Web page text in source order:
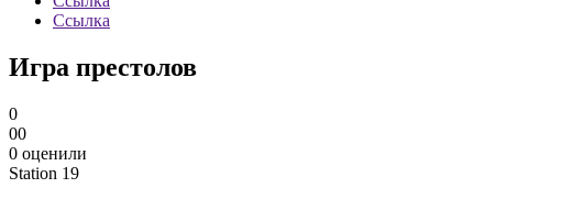
Ссылка
Игра престолов
0
00
0 оценили
Station 19